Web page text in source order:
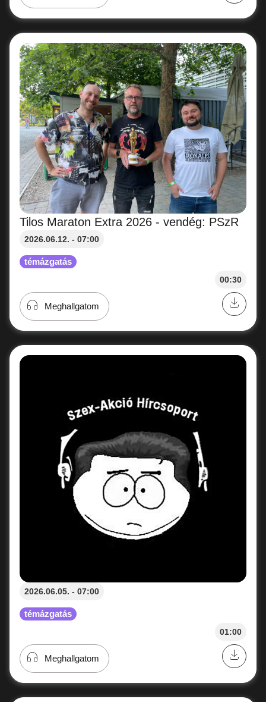
Tilos Maraton Extra 2026 - vendég: PSzR
2026.06.12. - 07:00
témázgatás
00:30
Meghallgatom
2026.06.05. - 07:00
témázgatás
01:00
Meghallgatom